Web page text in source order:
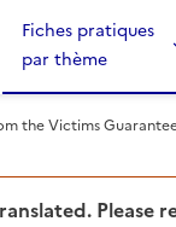
Fiches pratiques
par thème
the Victims